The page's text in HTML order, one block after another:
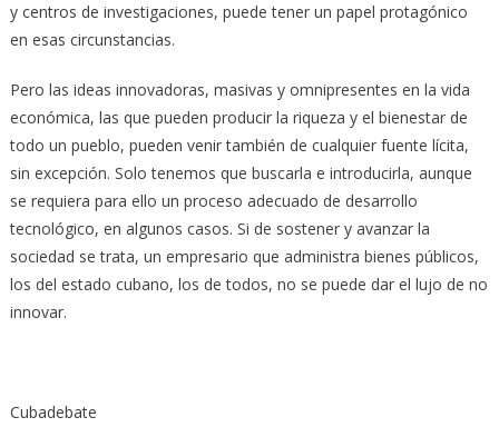
y centros de investigaciones, puede tener un papel protagónico
en esas circunstancias.
Pero las ideas innovadoras, masivas y omnipresentes en la vida
económica, las que pueden producir la riqueza y el bienestar de
todo un pueblo, pueden venir también de cualquier fuente lícita,
sin excepción. Solo tenemos que buscarla e introducirla, aunque
se requiera para ello un proceso adecuado de desarrollo
tecnológico, en algunos casos. Si de sostener y avanzar la
sociedad se trata, un empresario que administra bienes públicos,
los del estado cubano, los de todos, no se puede dar el lujo de no
innovar.
Cubadebate